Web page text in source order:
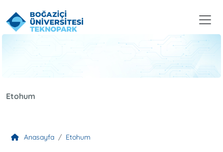
Etohum
Anasayfa Etohum